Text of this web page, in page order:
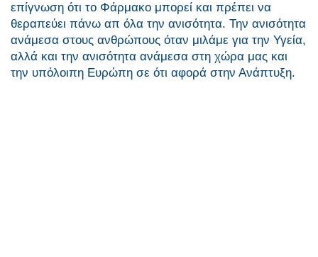
επίγνωση ότι το Φάρμακο μπορεί και πρέπει να
θεραπεύει πάνω απ όλα την ανισότητα. Την ανισότητα
ανάμεσα στους ανθρώπους όταν μιλάμε για την Υγεία,
αλλά και την ανισότητα ανάμεσα στη χώρα μας και
την υπόλοιπη Ευρώπη σε ότι αφορά στην Ανάπτυξη.